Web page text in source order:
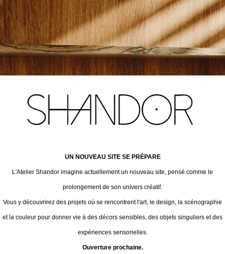
UN NOUVEAU SITE SE PRÉPARE
L'Atelier Shandor imagine actuellement un nouveau site, pensé comme le
prolongement de son univers créatif.
Vous y découvrirez des projets où se rencontrent l'art, le design, la scénographie
et la couleur pour donner vie à des décors sensibles, des objets singuliers et des
expériences sensorielles.
Ouverture prochaine.